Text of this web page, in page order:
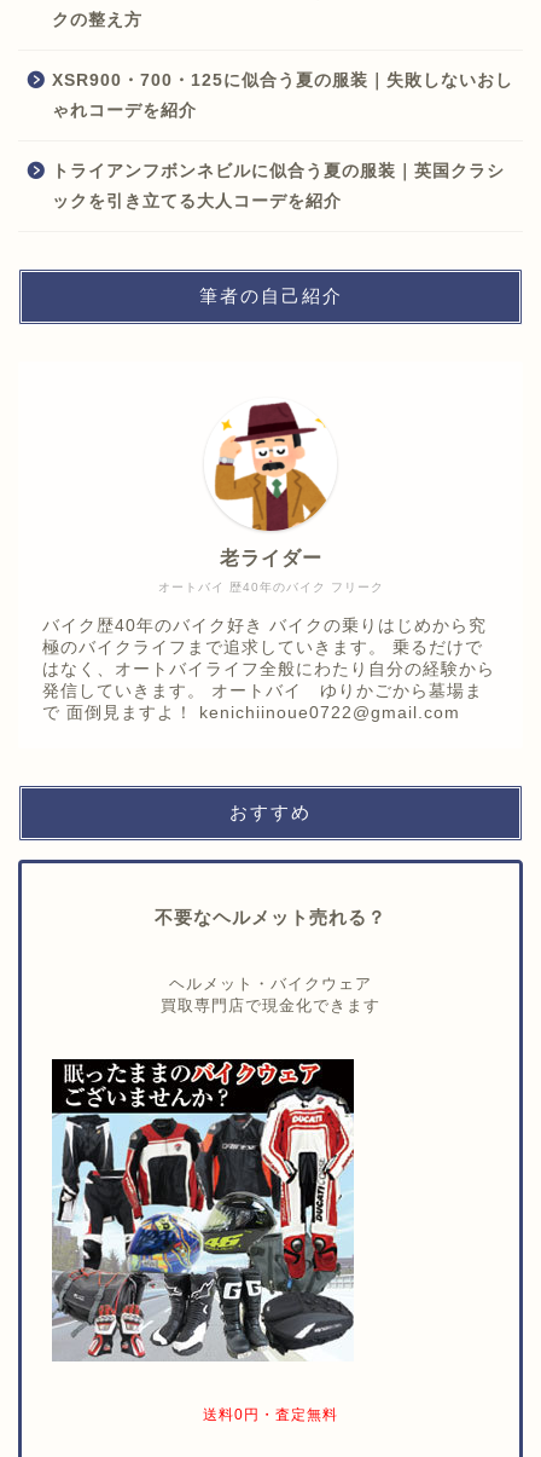
クの整え方
XSR900・700・125に似合う夏の服装｜失敗しないおし
ゃれコーデを紹介
トライアンフボンネビルに似合う夏の服装｜英国クラシ
ックを引き立てる大人コーデを紹介
筆者の自己紹介
オートバイ 歴40年のバイク フリーク
老ライダー
バイク歴40年のバイク好き バイクの乗りはじめから究
極のバイクライフまで追求していきます。 乗るだけで
はなく、オートバイライフ全般にわたり自分の経験から
発信していきます。 オートバイ ゆりかごから墓場ま
で 面倒見ますよ！ kenichiinoue0722@gmail.com
おすすめ
不要なヘルメット売れる？
ヘルメット・バイクウェア
買取専門店で現金化できます
送料0円・査定無料